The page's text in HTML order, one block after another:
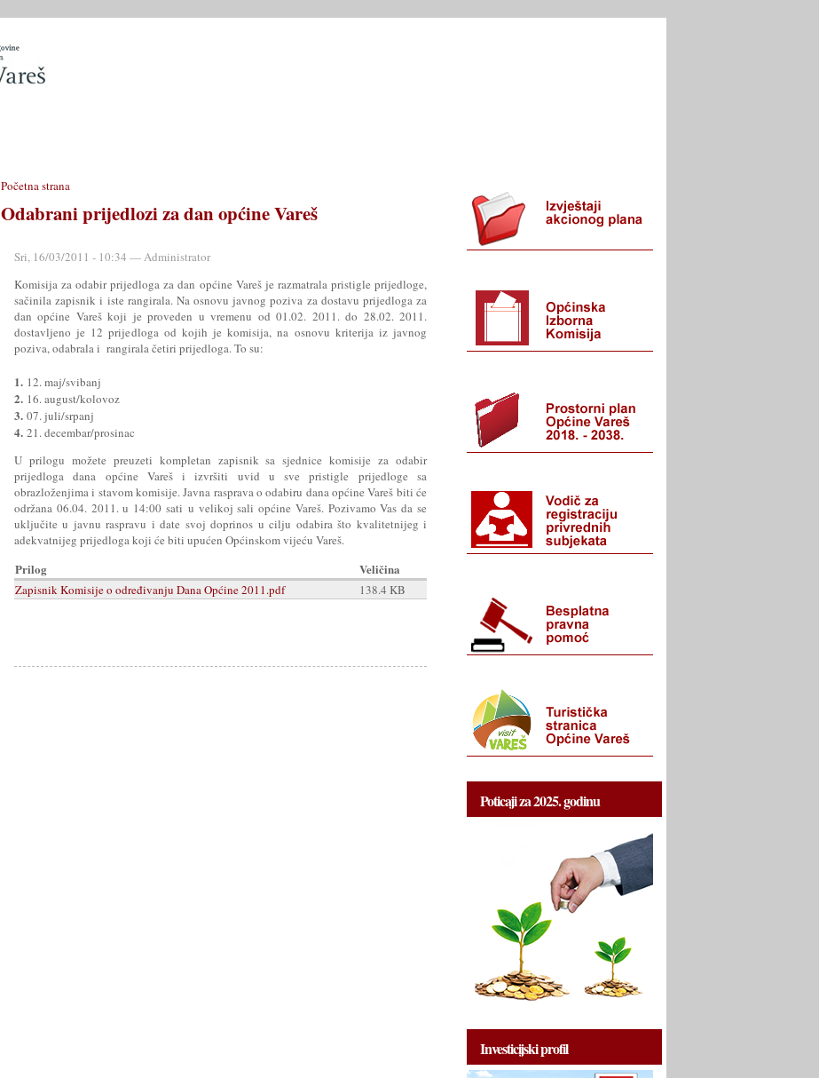
Početna strana
Odabrani prijedlozi za dan općine Vareš
Sri, 16/03/2011 - 10:34 — Administrator
Komisija za odabir prijedloga za dan općine Vareš je razmatrala pristigle prijedloge,
sačinila zapisnik i iste rangirala. Na osnovu javnog poziva za dostavu prijedloga za
dan općine Vareš koji je proveden u vremenu od 01.02. 2011. do 28.02. 2011.
dostavljeno je 12 prijedloga od kojih je komisija, na osnovu kriterija iz javnog
poziva, odabrala i rangirala četiri prijedloga. To su:
1. 12. maj/svibanj
2. 16. august/kolovoz
3. 07. juli/srpanj
4. 21. decembar/prosinac
U prilogu možete preuzeti kompletan zapisnik sa sjednice komisije za odabir
prijedloga dana općine Vareš i izvršiti uvid u sve pristigle prijedloge sa
obrazloženjima i stavom komisije. Javna rasprava o odabiru dana općine Vareš biti će
održana 06.04. 2011. u 14:00 sati u velikoj sali općine Vareš. Pozivamo Vas da se
uključite u javnu raspravu i date svoj doprinos u cilju odabira što kvalitetnijeg i
adekvatnijeg prijedloga koji će biti upućen Općinskom vijeću Vareš.
Prilog Veličina
Zapisnik Komisije o određivanju Dana Općine 2011.pdf 138.4 KB
Poticaji za 2025. godinu
Investicijski profil